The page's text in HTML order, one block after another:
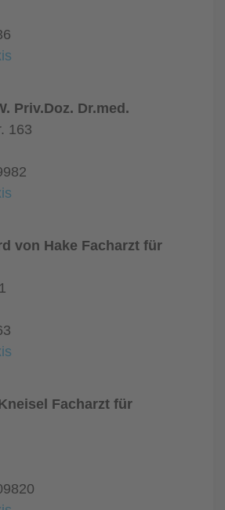
Priv.Doz. Dr.med.
163
von Hake Facharzt für
Facharzt für